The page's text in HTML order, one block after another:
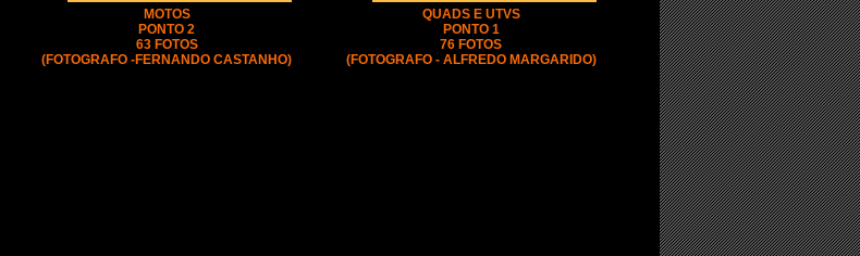
MOTOS
PONTO 2
63 FOTOS
(FOTOGRAFO -FERNANDO CASTANHO)
QUADS E UTVS
PONTO 1
76 FOTOS
(FOTOGRAFO - ALFREDO MARGARIDO)